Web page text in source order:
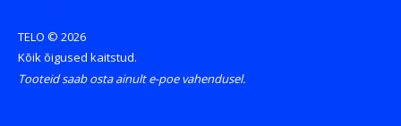
TELO © 2026
Kõik õigused kaitstud.
Tooteid saab osta ainult e-poe vahendusel.